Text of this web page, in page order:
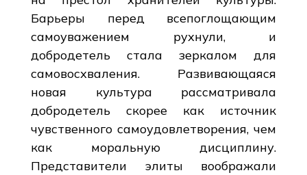
Барьеры перед всепоглощающим
самоуважением рухнули, и
добродетель стала зеркалом для
самовосхваления. Развивающаяся
новая культура рассматривала
добродетель скорее как источник
чувственного самоудовлетворения, чем
как моральную дисциплину.
Представители элиты воображали